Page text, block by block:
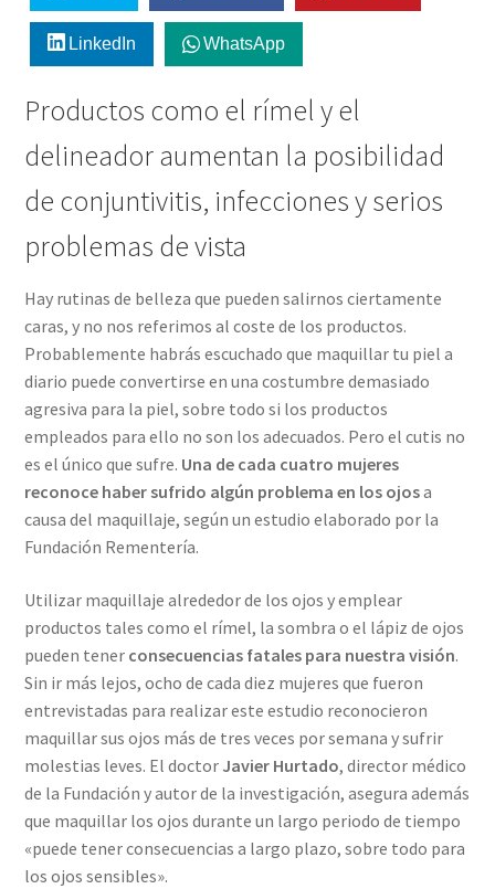
LinkedIn WhatsApp
Productos como el rímel y el
delineador aumentan la posibilidad
de conjuntivitis, infecciones y serios
problemas de vista
Hay rutinas de belleza que pueden salirnos ciertamente
caras, y no nos referimos al coste de los productos.
Probablemente habrás escuchado que maquillar tu piel a
diario puede convertirse en una costumbre demasiado
agresiva para la piel, sobre todo si los productos
empleados para ello no son los adecuados. Pero el cutis no
es el único que sufre. Una de cada cuatro mujeres
reconoce haber sufrido algún problema en los ojosa
causa del maquillaje, según un estudio elaborado por la
Fundación Rementería.
Utilizar maquillaje alrededor de los ojos y emplear
productos tales como el rímel, la sombra o el lápiz de ojos
pueden tener consecuencias fatales para nuestra visión.
Sin ir más lejos, ocho de cada diez mujeres que fueron
entrevistadas para realizar este estudio reconocieron
maquillar sus ojos más de tres veces por semana y sufrir
molestias leves. El doctor Javier Hurtado, director médico
de la Fundación y autor de la investigación, asegura además
que maquillar los ojos durante un largo periodo de tiempo
«puede tener consecuencias a largo plazo, sobre todo para
los ojos sensibles».